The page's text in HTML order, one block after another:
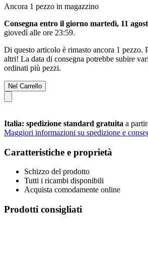
Ancora 1 pezzo in magazzino
Consegna entro il giorno martedì, 11
giovedì alle ore 23:59.
Di questo articolo è rimasto ancora 1 pezzo.
altri! La data di consegna potrebbe subire
ordinati più pezzi.
Nel Carrello
Italia: spedizione standard gratuita a
Maggiori informazioni su spedizione e
Caratteristiche e proprietà
Schizzo del prodotto
Tutti i ricambi disponibili
Acquista comodamente online
Prodotti consigliati